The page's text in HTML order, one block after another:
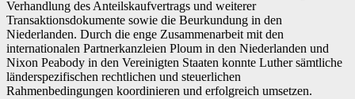
Verhandlung des Anteilskaufvertrags und weiterer
Transaktionsdokumente sowie die Beurkundung in den
Niederlanden. Durch die enge Zusammenarbeit mit den
internationalen Partnerkanzleien Ploum in den Niederlanden und
Nixon Peabody in den Vereinigten Staaten konnte Luther sämtliche
länderspezifischen rechtlichen und steuerlichen
Rahmenbedingungen koordinieren und erfolgreich umsetzen.